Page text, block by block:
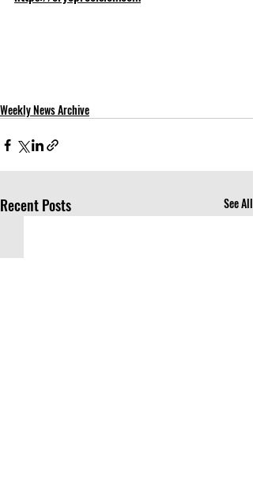
Weekly News Archive
Recent Posts See All